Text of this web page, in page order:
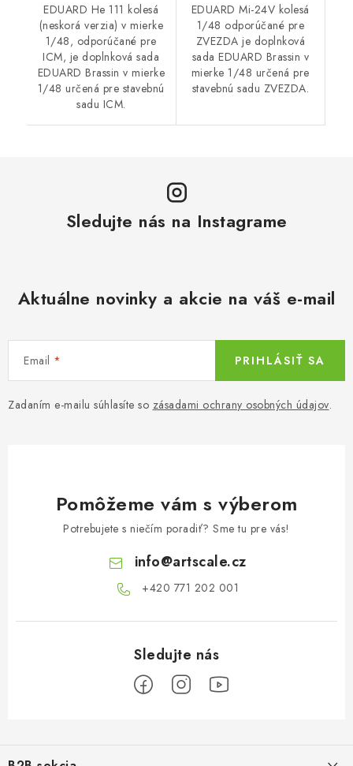
EDUARD He 111 kolesá
(neskorá verzia) v mierke
1/48, odporúčané pre
ICM, je doplnková sada
EDUARD Brassin v mierke
1/48 určená pre stavebnú
sadu ICM.
EDUARD Mi-24V kolesá
1/48 odporúčané pre
ZVEZDA je doplnková
sada EDUARD Brassin v
mierke 1/48 určená pre
stavebnú sadu ZVEZDA.
Sledujte nás na Instagrame
Aktuálne novinky a akcie na váš e-mail
Email
Zadaním e-mailu súhlasíte so zásadami ochrany osobných údajov.
PRIHLÁSIŤ SA
Pomôžeme vám s výberom
Potrebujete s niečím poradiť? Sme tu pre vás!
info@artscale.cz
+420 771 202 001​